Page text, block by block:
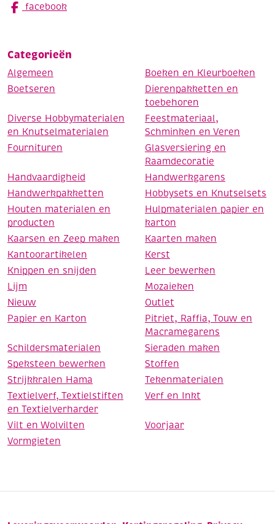
facebook
Categorieën
Algemeen
Boeken en Kleurboeken
Boetseren
Dierenpakketten en
toebehoren
Diverse Hobbymaterialen
en Knutselmaterialen
Feestmateriaal,
Schminken en Veren
Fournituren
Glasversiering en
Raamdecoratie
Handvaardigheid
Handwerkgarens
Handwerkpakketten
Hobbysets en Knutselsets
Houten materialen en
producten
Hulpmaterialen papier en
karton
Kaarsen en Zeep maken
Kaarten maken
Kantoorartikelen
Kerst
Knippen en snijden
Leer bewerken
Lijm
Mozaieken
Nieuw
Outlet
Papier en Karton
Pitriet, Raffia, Touw en
Macramegarens
Schildersmaterialen
Sieraden maken
Speksteen bewerken
Stoffen
Strijkkralen Hama
Tekenmaterialen
Textielverf, Textielstiften
en Textielverharder
Verf en Inkt
Vilt en Wolvilten
Voorjaar
Vormgieten